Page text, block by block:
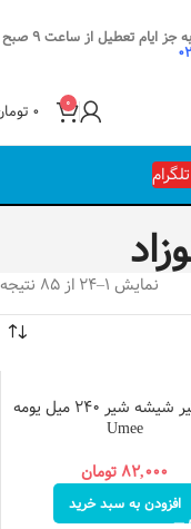
پاسخگویی همه روزه به جز ایام تعطیل از ساعت 9 صبح
0 ۰
نمایش 1–24 از 85 نتیجه
ضربه گیر شیشه شیر ۲۴۰ میل یومه
Umee
۸۲,۰۰۰ تومان
افزودن به سبد خرید